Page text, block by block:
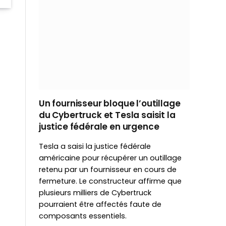
Un fournisseur bloque l’outillage
du Cybertruck et Tesla saisit la
justice fédérale en urgence
Tesla a saisi la justice fédérale
américaine pour récupérer un outillage
retenu par un fournisseur en cours de
fermeture. Le constructeur affirme que
plusieurs milliers de Cybertruck
pourraient être affectés faute de
composants essentiels.